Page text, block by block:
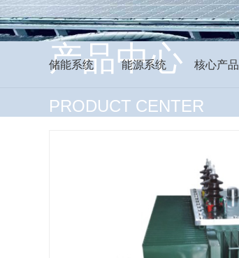
产品中心
PRODUCT CENTER
储能系统 能源系统 核心产品